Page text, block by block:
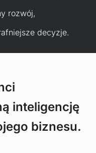
rozwój,
decyzje.
inteligencję
biznesu.